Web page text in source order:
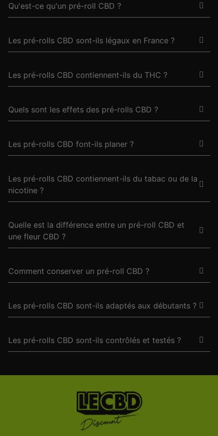
Qu'est-ce qu'un pré-roll CBD ?
Les pré-rolls CBD sont-ils légaux en France ?
Les pré-rolls CBD contiennent-ils du THC ?
Quels sont les effets des pré-rolls CBD ?
Les pré-rolls CBD font-ils planer ?
Les pré-rolls CBD contiennent-ils du tabac ou de la
nicotine ?
Quelle est la différence entre un pré-roll CBD et
une fleur CBD ?
Comment conserver un pré-roll CBD ?
Les pré-rolls CBD sont-ils adaptés aux débutants ?
Les pré-rolls CBD sont-ils contrôlés et testés ?